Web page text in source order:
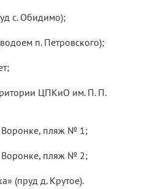
с. Обидимо);
п. Петровского);
ЦПКиО им. П. П.
Воронке, пляж № 1;
Воронке, пляж № 2;
(пруд д. Крутое).